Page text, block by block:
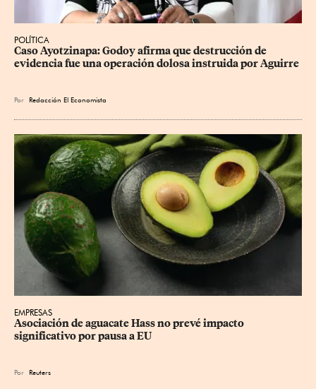
POLÍTICA
Caso Ayotzinapa: Godoy afirma que destrucción de
evidencia fue una operación dolosa instruida por Aguirre
Por Redacción El Economista
EMPRESAS
Asociación de aguacate Hass no prevé impacto
significativo por pausa a EU
Por Reuters